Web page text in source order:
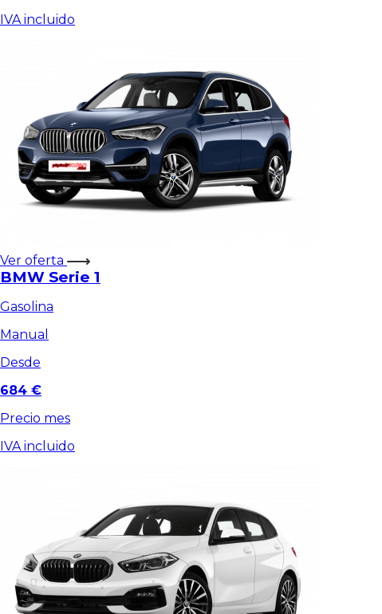
IVA incluido
Ver oferta
BMW Serie 1
Gasolina
Manual
Desde
684 €
Precio mes
IVA incluido